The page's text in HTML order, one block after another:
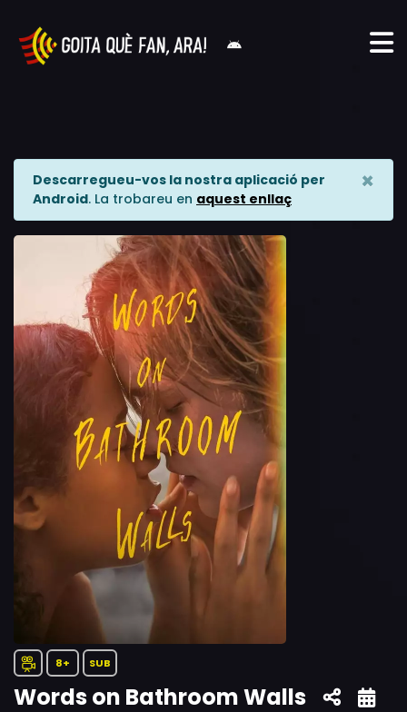
Descarregueu-vos la nostra aplicació per
Android. La trobareu en aquest enllaç
×
8+ SUB
Words on Bathroom Walls